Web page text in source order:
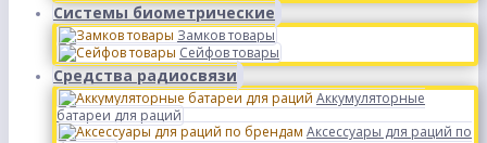
Системы биометрические
Замков товары
Сейфов товары
Средства радиосвязи
Аккумуляторные
батареи для раций
Аксессуары для раций по